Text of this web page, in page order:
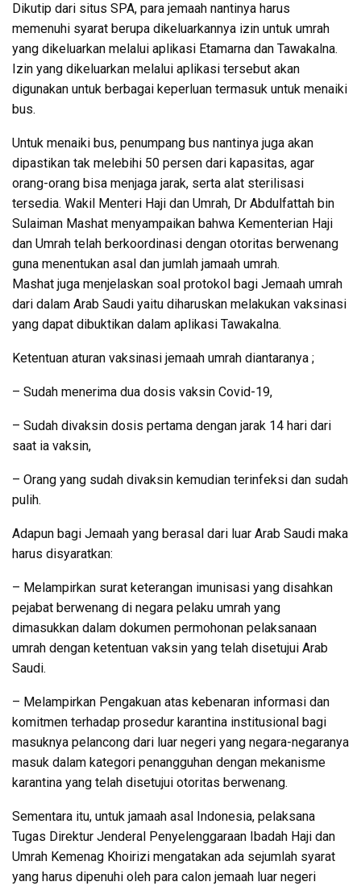
Dikutip dari situs SPA, para jemaah nantinya harus
memenuhi syarat berupa dikeluarkannya izin untuk umrah
yang dikeluarkan melalui aplikasi Etamarna dan Tawakalna.
Izin yang dikeluarkan melalui aplikasi tersebut akan
digunakan untuk berbagai keperluan termasuk untuk menaiki
bus.
Untuk menaiki bus, penumpang bus nantinya juga akan
dipastikan tak melebihi 50 persen dari kapasitas, agar
orang-orang bisa menjaga jarak, serta alat sterilisasi
tersedia. Wakil Menteri Haji dan Umrah, Dr Abdulfattah bin
Sulaiman Mashat menyampaikan bahwa Kementerian Haji
dan Umrah telah berkoordinasi dengan otoritas berwenang
guna menentukan asal dan jumlah jamaah umrah.
Mashat juga menjelaskan soal protokol bagi Jemaah umrah
dari dalam Arab Saudi yaitu diharuskan melakukan vaksinasi
yang dapat dibuktikan dalam aplikasi Tawakalna.
Ketentuan aturan vaksinasi jemaah umrah diantaranya ;
– Sudah menerima dua dosis vaksin Covid-19,
– Sudah divaksin dosis pertama dengan jarak 14 hari dari
saat ia vaksin,
– Orang yang sudah divaksin kemudian terinfeksi dan sudah
pulih.
Adapun bagi Jemaah yang berasal dari luar Arab Saudi maka
harus disyaratkan:
– Melampirkan surat keterangan imunisasi yang disahkan
pejabat berwenang di negara pelaku umrah yang
dimasukkan dalam dokumen permohonan pelaksanaan
umrah dengan ketentuan vaksin yang telah disetujui Arab
Saudi.
– Melampirkan Pengakuan atas kebenaran informasi dan
komitmen terhadap prosedur karantina institusional bagi
masuknya pelancong dari luar negeri yang negara-negaranya
masuk dalam kategori penangguhan dengan mekanisme
karantina yang telah disetujui otoritas berwenang.
Sementara itu, untuk jamaah asal Indonesia, pelaksana
Tugas Direktur Jenderal Penyelenggaraan Ibadah Haji dan
Umrah Kemenag Khoirizi mengatakan ada sejumlah syarat
yang harus dipenuhi oleh para calon jemaah luar negeri